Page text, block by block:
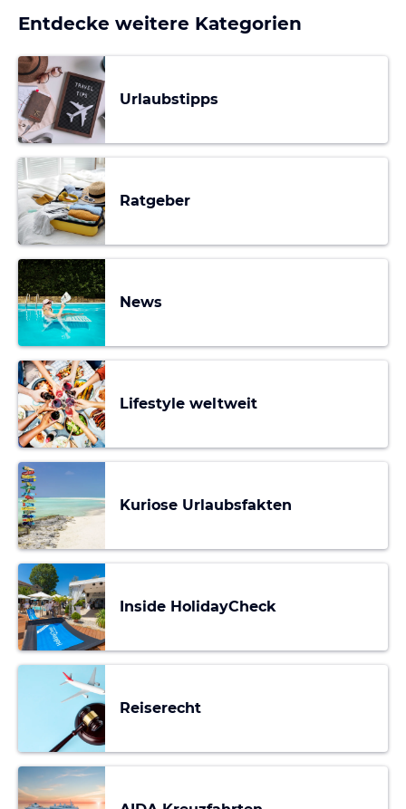
Entdecke weitere Kategorien
Urlaubstipps
Ratgeber
News
Lifestyle weltweit
Kuriose Urlaubsfakten
Inside HolidayCheck
Reiserecht